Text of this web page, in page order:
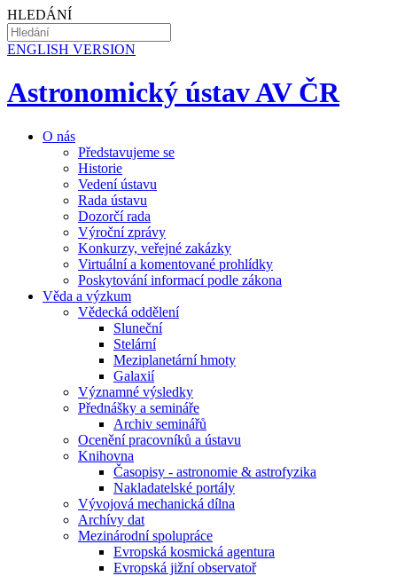
HLEDÁNÍ
ENGLISH VERSION
Astronomický ústav AV ČR
O nás
Představujeme se
Historie
Vedení ústavu
Rada ústavu
Dozorčí rada
Výroční zprávy
Konkurzy, veřejné zakázky
Virtuální a komentované prohlídky
Poskytování informací podle zákona
Věda a výzkum
Vědecká oddělení
Sluneční
Stelární
Meziplanetární hmoty
Galaxií
Významné výsledky
Přednášky a semináře
Archiv seminářů
Ocenění pracovníků a ústavu
Knihovna
Časopisy - astronomie & astrofyzika
Nakladatelské portály
Vývojová mechanická dílna
Archívy dat
Mezinárodní spolupráce
Evropská kosmická agentura
Evropská jižní observatoř